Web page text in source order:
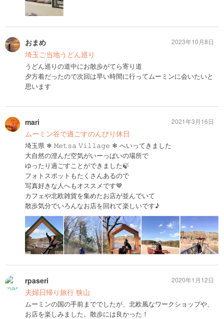
おまめ
埼玉ご当地うどん巡り
うどん巡りの道中にお散歩がてら寄り道
夕方着だったので次回は早い時間に行ってムーミンに会いたいと
思います
2023年10月8日
mari
ムーミン谷で過ごすのんびり休日
埼玉県 ❄︎ 𝙼𝚎𝚝𝚜𝚊 𝚅𝚒𝚕𝚕𝚊𝚐𝚎 ❄︎ へいってきました
大自然の澄んだ空気がいーっぱいの場所で
ゆったり過ごすことができました🍃
フォトスポットもたくさんあるので
写真好きな人へもオススメです🤎
カフェや北欧雑貨を集めたお店が並んでいて
散歩気分でいろんなお店を回れて楽しいです♪
2021年3月16日
rpaseri
夫婦日帰り旅行 狭山
ムーミンの国の手前まででしたが、北欧風なワークショップや、
お店を楽しみました。散歩には良かった！
2020年1月12日